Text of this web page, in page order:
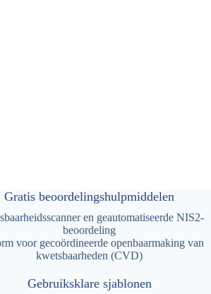
Gratis beoordelingshulpmiddelen
en geautomatiseerde NIS2-
beoordeling
voor gecoördineerde openbaarmaking van
kwetsbaarheden (CVD)
Gebruiksklare sjablonen